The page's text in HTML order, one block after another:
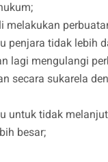
melakukan
penjara tidak lebih
lagi mengulangi
secara sukarela
untuk tidak
besar;